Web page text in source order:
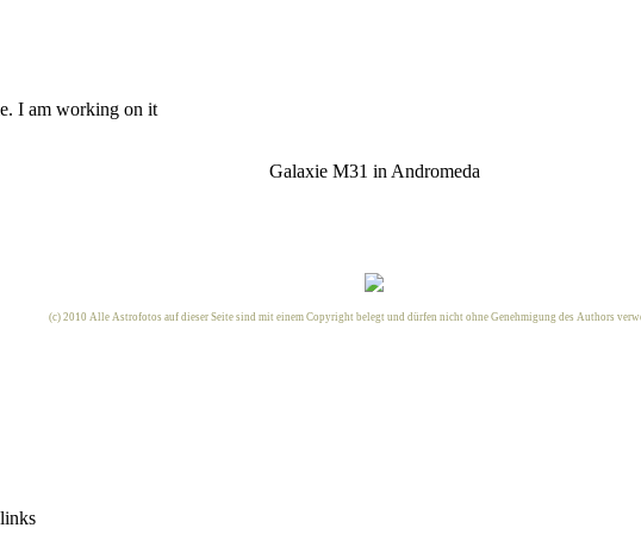
I am working on it
Galaxie M31 in Andromeda
(c) 2010 Alle Astrofotos auf dieser Seite sind mit einem Copyright belegt und dürfen nicht ohne Genehmigung des Authors